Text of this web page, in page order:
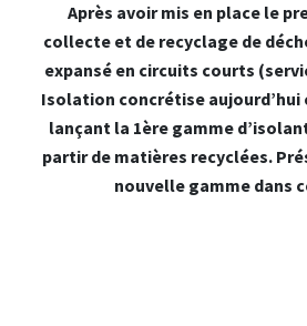
Après avoir mis en place le
collecte et de recyclage de
expansé en circuits courts
Isolation concrétise aujourd’hui
lançant la 1ère gamme
partir de matières recyclées.
nouvelle gamme dans